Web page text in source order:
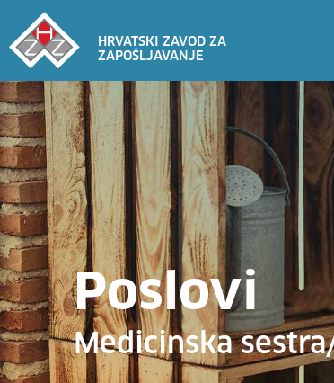
HRVATSKI ZAVOD ZA
ZAPOŠLJAVANJE
Poslovi
Medicinska